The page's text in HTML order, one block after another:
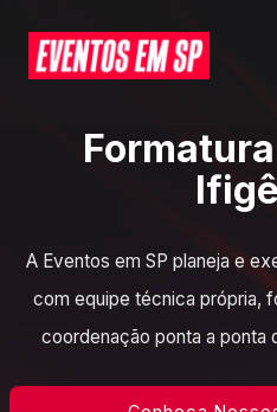
A Eventos em SP planeja e
com equipe técnica própria,
coordenação ponta a